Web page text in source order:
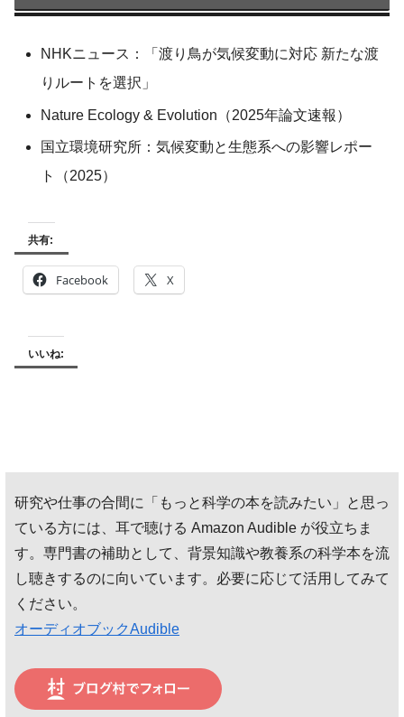
NHKニュース：「渡り鳥が気候変動に対応 新たな渡
りルートを選択」
Nature Ecology & Evolution（2025年論文速報）
国立環境研究所：気候変動と生態系への影響レポー
ト（2025）
共有:
Facebook X
いいね:
研究や仕事の合間に「もっと科学の本を読みたい」と思っ
ている方には、耳で聴ける Amazon Audible が役立ちま
す。専門書の補助として、背景知識や教養系の科学本を流
し聴きするのに向いています。必要に応じて活用してみて
ください。
オーディオブックAudible